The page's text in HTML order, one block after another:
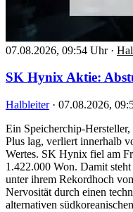
07.08.2026, 09:54 Uhr ·
SK Hynix Aktie:
Halbleiter · 07.08.2026,
Ein Speicherchip-
Plus lag, verliert innerhalb
Wertes. SK Hynix fiel am
1.422.000 Won. Damit
unter ihrem Rekordhoch
Nervosität durch einen
alternativen